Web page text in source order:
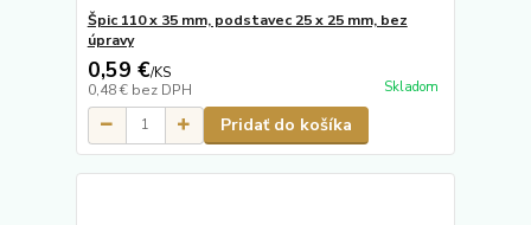
Špic 110 x 35 mm, podstavec 25 x 25 mm, bez
úpravy
0,59 €/KS
0,48 € bez DPH Skladom
Pridať do košíka